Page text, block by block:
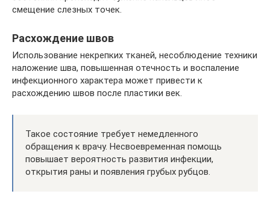
смещение слезных точек.
Расхождение швов
Использование некрепких тканей, несоблюдение техники
наложение шва, повышенная отечность и воспаление
инфекционного характера может привести к
расхождению швов после пластики век.
Такое состояние требует немедленного
обращения к врачу. Несвоевременная помощь
повышает вероятность развития инфекции,
открытия раны и появления грубых рубцов.